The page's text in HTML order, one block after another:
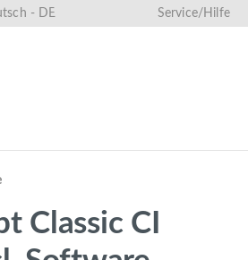
- DE Service/Hilfe
Classic CI